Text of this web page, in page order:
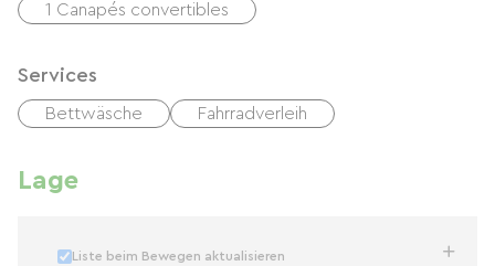
1 Canapés convertibles
Services
Bettwäsche Fahrradverleih
Lage
Liste beim Bewegen aktualisieren